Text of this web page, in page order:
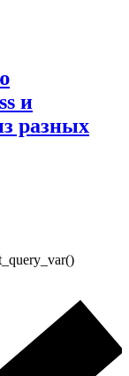
и
разных